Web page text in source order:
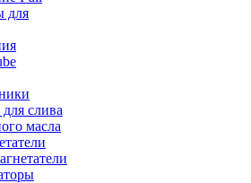
для
слива
масла